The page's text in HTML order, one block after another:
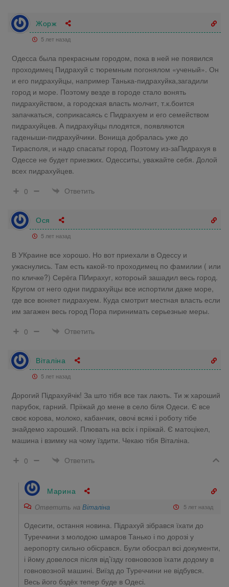
Жорж
5 лет назад
Одесса была прекрасным городом, пока в ней не появился
проходимец Пидрахуй с тюремным погонялом «ученый». Он
и его пидрахуйцы, например Танька-пидрахуйка,загадили
город и море. Поэтому везде в городе стало вонять
пидрахуйством, а городская власть молчит, т.к.боится
запачкаться, соприкасаясь с Пидрахуем и его семейством
пидрахуйцев. А пидрахуйцы плодятся, появляются
гаденыши-пидрахуйчики. Вонища добралась уже до
Тирасполя, и надо спасатьт город. Поэтому из-заПидрахуя в
Одессе не будет приезжих. Одесситы, уважайте себя. Долой
всех пидрахуйцев.
0
Ответить
Ося
5 лет назад
В УКраине все хорошо. Но вот приехали в Одессу и
ужаснулись. Там есть какой-то проходимец по фамилии ( или
по кличке?) Серёга ПИирахуг, котороый зашадил весь город.
Кругом от него одни пидрахуйцы все испортили даже море,
где все воняет пидрахуем. Куда смотрит местная власть если
им загажен весь город Пора пиринимать серьезные меры.
0
Ответить
Віталіна
5 лет назад
Дорогий Підрахуйчік! За што тібя все так лають. Ти ж хароший
парубок, гарний. Прііжай до мене в село біля Одеси. Є все
своє корова, молоко, кабанчик, овочі всякі і роботу тібе
знайдемо хароший. Плювать на всіх і прііжай. Є матоцікел,
машина і взимку на чому їздити. Чекаю тібя Віталіна.
0
Ответить
Марина
Ответить на Віталіна 5 лет назад
Одесити, остання новина. Підрахуй зібрався їхати до
Туреччини з молодою шмаров Танько і по дорозі у
аеропорту сильно обісрався. Були обосрал всі документи,
і йому довелося після від’їзду говновозов їхати додому в
говновозной машині. Виїзд до Туреччини не відбувся.
Весь його бздёх тепер буде в Одесі.